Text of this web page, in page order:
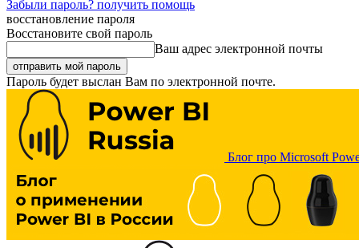
Забыли пароль? получить помощь
восстановление пароля
Восстановите свой пароль
Ваш адрес электронной почты
Пароль будет выслан Вам по электронной почте.
Блог про Microsoft